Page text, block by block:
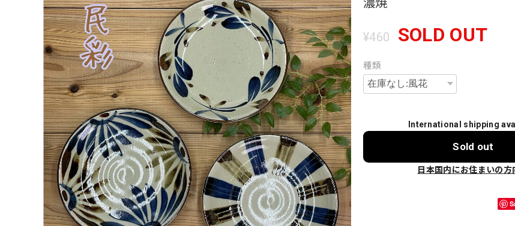
濃焼
¥460 SOLD OUT
種類
International shipping
Sold out
日本国内にお住まいの方